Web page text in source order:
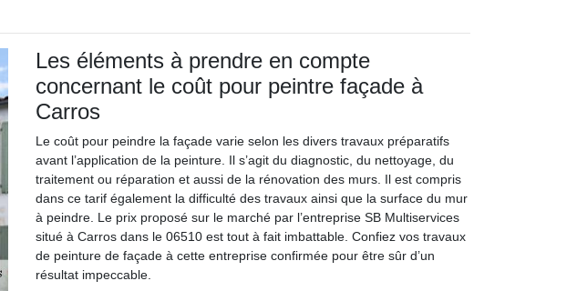
Les éléments à prendre en compte
concernant le coût pour peintre façade à
Carros
Le coût pour peindre la façade varie selon les divers travaux préparatifs
avant l’application de la peinture. Il s’agit du diagnostic, du nettoyage, du
traitement ou réparation et aussi de la rénovation des murs. Il est compris
dans ce tarif également la difficulté des travaux ainsi que la surface du mur
à peindre. Le prix proposé sur le marché par l’entreprise SB Multiservices
situé à Carros dans le 06510 est tout à fait imbattable. Confiez vos travaux
de peinture de façade à cette entreprise confirmée pour être sûr d’un
résultat impeccable.